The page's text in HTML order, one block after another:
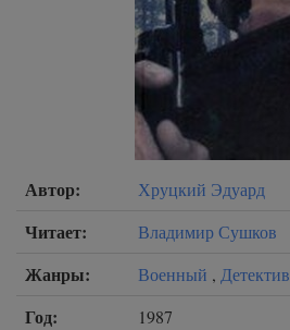
Автор: Хруцкий Эдуард
Читает: Владимир Сушков
Жанры: Военный , Детектив
Год: 1987